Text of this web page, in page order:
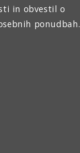
in obvestil o
ponudbah.